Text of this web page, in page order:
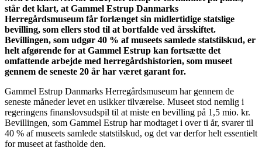
står det klart, at Gammel Estrup Danmarks
Herregårdsmuseum får forlænget sin midlertidige statslige
bevilling, som ellers stod til at bortfalde ved årsskiftet.
Bevillingen, som udgør 40 % af museets samlede statstilskud, er
helt afgørende for at Gammel Estrup kan fortsætte det
omfattende arbejde med herregårdshistorien, som museet
gennem de seneste 20 år har været garant for.
Gammel Estrup Danmarks Herregårdsmuseum har gennem de
seneste måneder levet en usikker tilværelse. Museet stod nemlig i
regeringens finanslovsudspil til at miste en bevilling på 1,5 mio. kr.
Bevillingen, som Gammel Estrup har modtaget i over ti år, svarer til
40 % af museets samlede statstilskud, og det var derfor helt essentielt
for museet at fastholde den.